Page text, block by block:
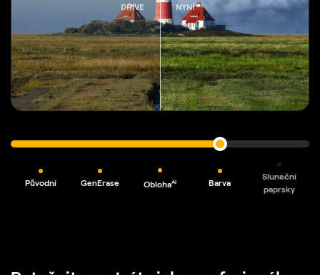
DŘÍVE NYNÍ
Původní GenErase OblohaAI Barva
Sluneční
paprsky